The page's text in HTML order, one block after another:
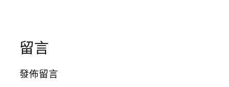
留言
發佈留言